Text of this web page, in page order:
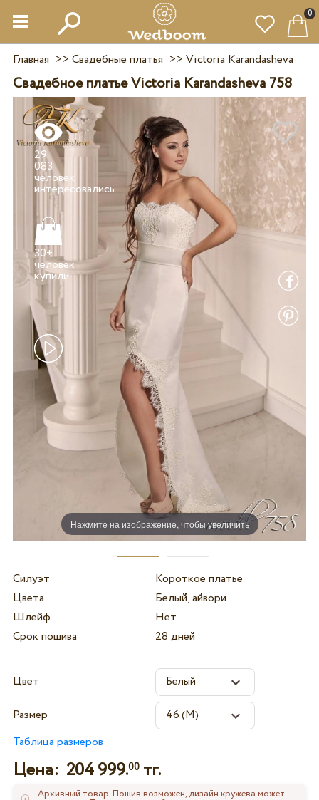
0
Главная >> Свадебные платья >> Victoria Karandasheva
Свадебное платье Victoria Karandasheva 758
Нажмите на изображение, чтобы увеличить
29
083
человек
30+
человек
Силуэт
Короткое платье
Цвета
Белый, айвори
Шлейф
Нет
Срок пошива
28 дней
Цвет
Размер
Таблица размеров
Цена: 204 999.00тг.
Архивный товар. Пошив возможен, дизайн кружева может